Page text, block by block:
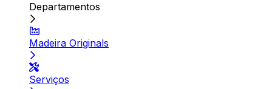
Departamentos
Madeira Originals
Serviços